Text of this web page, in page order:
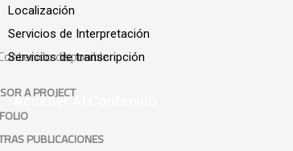
Localización
Servicios de Interpretación
Servicios de transcripción
A PROJECT
PUBLICACIONES
disponible
Acceder Al Contenido